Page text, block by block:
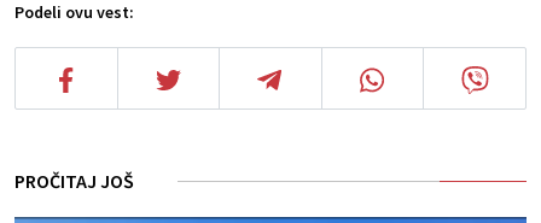
Podeli ovu vest:
PROČITAJ JOŠ